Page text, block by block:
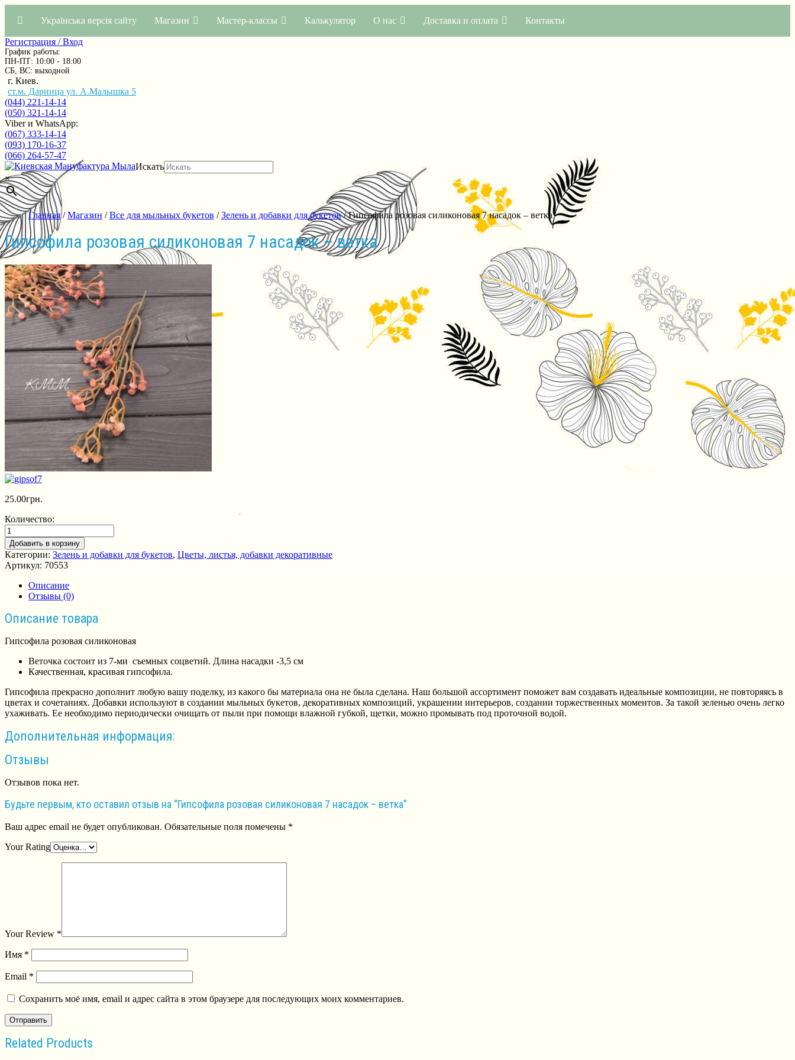
Українська версія сайту Магазин Мастер-классы Калькулятор О нас Доставка и оплата Контакты
Регистрация / Вход
График работы:
ПН-ПТ: 10:00 - 18:00
СБ, ВС: выходной
г. Киев.
ст.м. Дарница ул. А.Малышка 5
(044) 221-14-14
(050) 321-14-14
Viber и WhatsApp:
(067) 333-14-14
(093) 170-16-37
(066) 264-57-47
Искать
×
Главная/Магазин /Все для мыльных букетов /Зелень и добавки для букетов/ Гипсофила розовая силиконовая 7 насадок – ветка
Гипсофила розовая силиконовая 7 насадок – ветка
25.00грн.
Количество:
Добавить в корзину
Категории: Зелень и добавки для букетов, Цветы, листья, добавки декоративные
Артикул: 70553
Описание
Отзывы (0)
Описание товара
Гипсофила розовая силиконовая
Веточка состоит из 7-ми съемных соцветий. Длина насадки -3,5 см
Качественная, красивая гипсофила.
Гипсофила прекрасно дополнит любую вашу поделку, из какого бы материала она не была сделана. Наш большой ассортимент поможет вам создавать идеальные композиции, не повторяясь в
цветах и сочетаниях. Добавки используют в создании мыльных букетов, декоративных композиций, украшении интерьеров, создании торжественных моментов. За такой зеленью очень легко
ухаживать. Ее необходимо периодически очищать от пыли при помощи влажной губкой, щетки, можно промывать под проточной водой.
Дополнительная информация:
Отзывы
Отзывов пока нет.
Будьте первым, кто оставил отзыв на “Гипсофила розовая силиконовая 7 насадок – ветка”
Ваш адрес email не будет опубликован. Обязательные поля помечены *
Your Rating
Your Review *
Имя *
Email *
Сохранить моё имя, email и адрес сайта в этом браузере для последующих моих комментариев.
Related Products